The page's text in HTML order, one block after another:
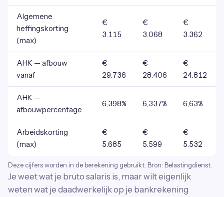
Algemene
heffingskorting
(max)
€
3.115
€
3.068
€
3.362
AHK — afbouw
vanaf
€
29.736
€
28.406
€
24.812
AHK —
afbouwpercentage
6,398% 6,337% 6,63%
Arbeidskorting
(max)
€
5.685
€
5.599
€
5.532
Deze cijfers worden in de berekening gebruikt. Bron: Belastingdienst.
Je weet wat je bruto salaris is, maar wilt eigenlijk
weten wat je daadwerkelijk op je bankrekening